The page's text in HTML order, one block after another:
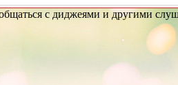
с диджеями и другими